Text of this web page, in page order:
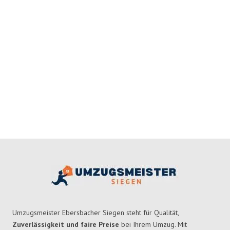
Umzugsmeister Ebersbacher Siegen steht für Qualität,
Zuverlässigkeit und faire Preise bei Ihrem Umzug. Mit